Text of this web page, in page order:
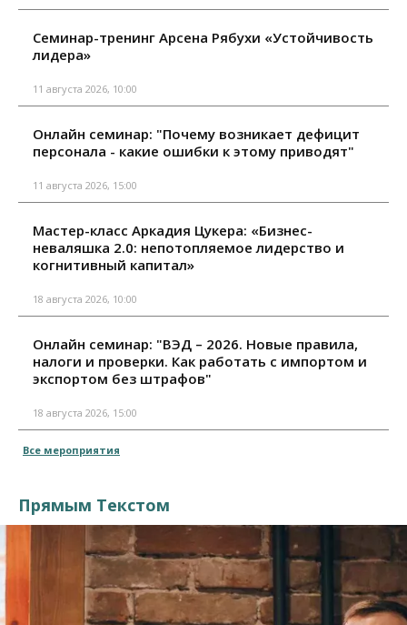
Семинар-тренинг Арсена Рябухи «Устойчивость
лидера»
11 августа 2026, 10:00
Онлайн семинар: "Почему возникает дефицит
персонала - какие ошибки к этому приводят"
11 августа 2026, 15:00
Мастер-класс Аркадия Цукера: «Бизнес-
неваляшка 2.0: непотопляемое лидерство и
когнитивный капитал»
18 августа 2026, 10:00
Онлайн семинар: "ВЭД – 2026. Новые правила,
налоги и проверки. Как работать с импортом и
экспортом без штрафов"
18 августа 2026, 15:00
Все мероприятия
Прямым Текстом